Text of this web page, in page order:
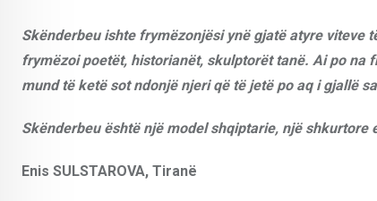
Skënderbeu ishte frymëzonjësi ynë gjatë atyre viteve
frymëzoi poetët, historianët, skulptorët tanë. Ai po na
mund të ketë sot ndonjë njeri që të jetë po aq i gjallë
Skënderbeu është një model shqiptarie, një shkurtore
Enis SULSTAROVA, Tiranë